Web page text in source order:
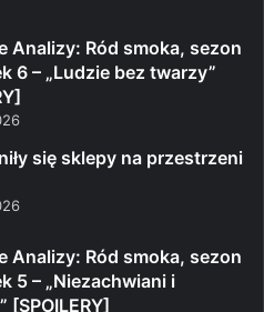
Analizy: Ród smoka, sezon
6 – „Ludzie bez twarzy”
się sklepy na przestrzeni
Analizy: Ród smoka, sezon
5 – „Niezachwiani i
[SPOILERY]